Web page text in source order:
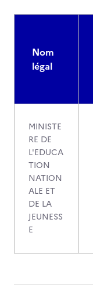
Nom
légal
MINISTE
RE DE
L'EDUCA
TION
NATION
ALE ET
DE LA
JEUNESS
E